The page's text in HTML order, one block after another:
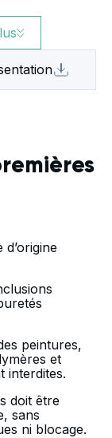
peintures,
et
interdites.
doit être
sans
ni blocage.